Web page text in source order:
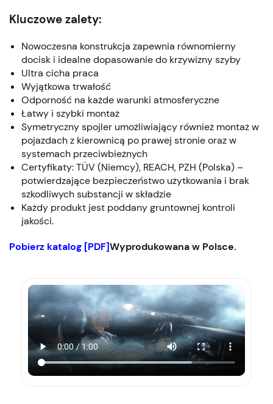
Kluczowe zalety:
Nowoczesna konstrukcja zapewnia równomierny
docisk i idealne dopasowanie do krzywizny szyby
Ultra cicha praca
Wyjątkowa trwałość
Odporność na każde warunki atmosferyczne
Łatwy i szybki montaż
Symetryczny spojler umożliwiający również montaż w
pojazdach z kierownicą po prawej stronie oraz w
systemach przeciwbieżnych
Certyfikaty: TÜV (Niemcy), REACH, PZH (Polska) –
potwierdzające bezpieczeństwo użytkowania i brak
szkodliwych substancji w składzie
Każdy produkt jest poddany gruntownej kontroli
jakości.
Pobierz katalog [PDF]Wyprodukowana w Polsce.